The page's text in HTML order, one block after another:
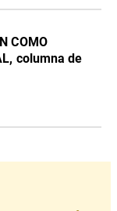
COMO
columna de